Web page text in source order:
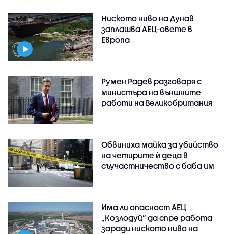
Ниското ниво на Дунав
заплашва АЕЦ-овете в
Европа
Румен Радев разговаря с
министъра на външните
работи на Великобритания
Обвиниха майка за убийство
на четирите ѝ деца в
съучастничество с баба им
Има ли опасност АЕЦ
„Козлодуй” да спре работа
заради ниското ниво на